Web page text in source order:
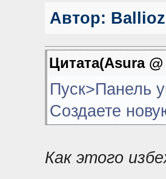
Автор: Ballioz
Цитата(Asura
Пуск>Панель
Создаете
Как этого